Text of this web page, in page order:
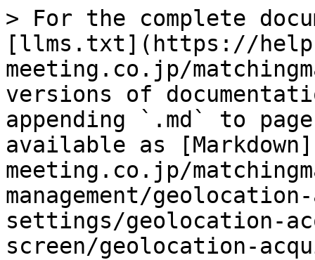
> For the complete
[llms.txt](https://
meeting.co.jp/
versions of
appending `.md` to
available as
meeting.co.jp/
management/
settings/geolocation-
screen/geolocation-